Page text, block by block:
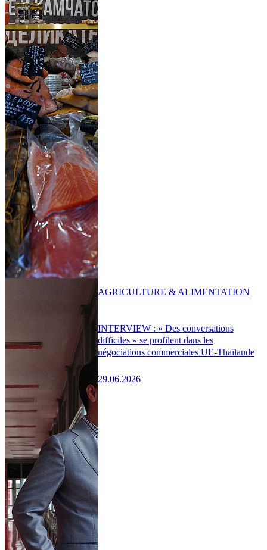
INTERVIEW : « Des conversations
difficiles » se profilent dans les
négociations commerciales UE-Thaïlande
29.06.2026
AGRICULTURE & ALIMENTATION